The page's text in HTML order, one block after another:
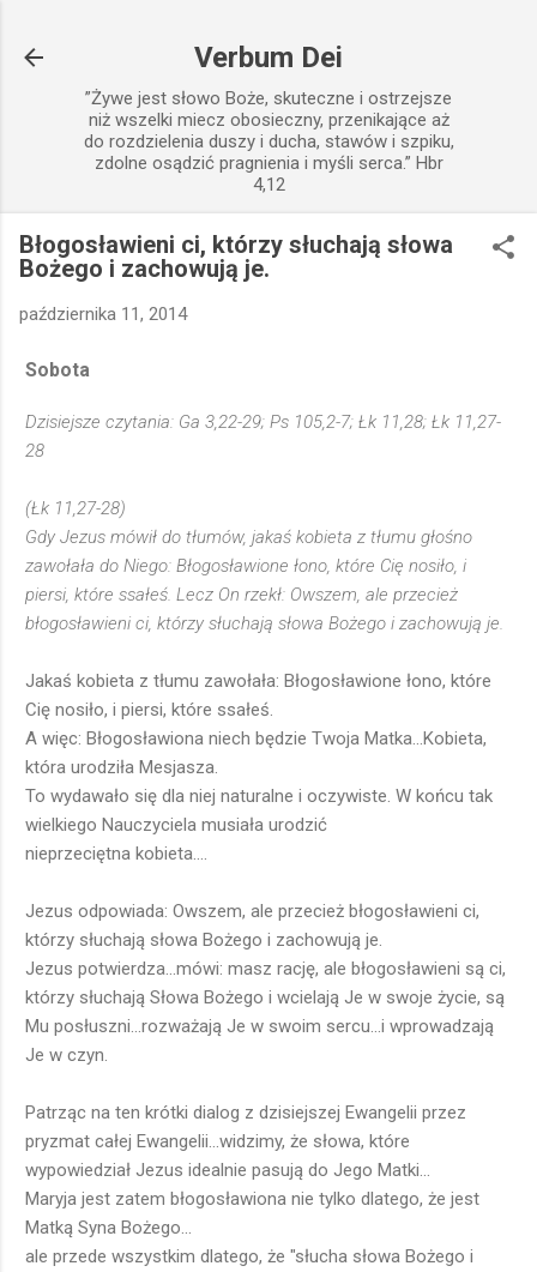
Verbum Dei
”Żywe jest słowo Boże, skuteczne i ostrzejsze
niż wszelki miecz obosieczny, przenikające aż
do rozdzielenia duszy i ducha, stawów i szpiku,
zdolne osądzić pragnienia i myśli serca.” Hbr
4,12
Błogosławieni ci, którzy słuchają słowa
Bożego i zachowują je.
października 11, 2014
Sobota
Dzisiejsze czytania: Ga 3,22-29; Ps 105,2-7; Łk 11,28; Łk 11,27-
28
(Łk 11,27-28)
Gdy Jezus mówił do tłumów, jakaś kobieta z tłumu głośno
zawołała do Niego: Błogosławione łono, które Cię nosiło, i
piersi, które ssałeś. Lecz On rzekł: Owszem, ale przecież
błogosławieni ci, którzy słuchają słowa Bożego i zachowują je.
Jakaś kobieta z tłumu zawołała: Błogosławione łono, które
Cię nosiło, i piersi, które ssałeś.
A więc: Błogosławiona niech będzie Twoja Matka...Kobieta,
która urodziła Mesjasza.
To wydawało się dla niej naturalne i oczywiste. W końcu tak
wielkiego Nauczyciela musiała urodzić
nieprzeciętna kobieta....
Jezus odpowiada: Owszem, ale przecież błogosławieni ci,
którzy słuchają słowa Bożego i zachowują je.
Jezus potwierdza...mówi: masz rację, ale błogosławieni są ci,
którzy słuchają Słowa Bożego i wcielają Je w swoje życie, są
Mu posłuszni...rozważają Je w swoim sercu...i wprowadzają
Je w czyn.
Patrząc na ten krótki dialog z dzisiejszej Ewangelii przez
pryzmat całej Ewangelii...widzimy, że słowa, które
wypowiedział Jezus idealnie pasują do Jego Matki...
Maryja jest zatem błogosławiona nie tylko dlatego, że jest
Matką Syna Bożego...
ale przede wszystkim dlatego, że "słucha słowa Bożego i